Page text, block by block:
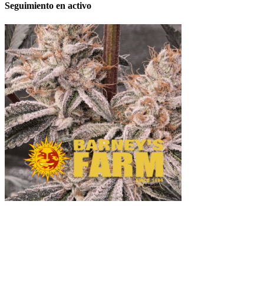
Seguimiento en activo